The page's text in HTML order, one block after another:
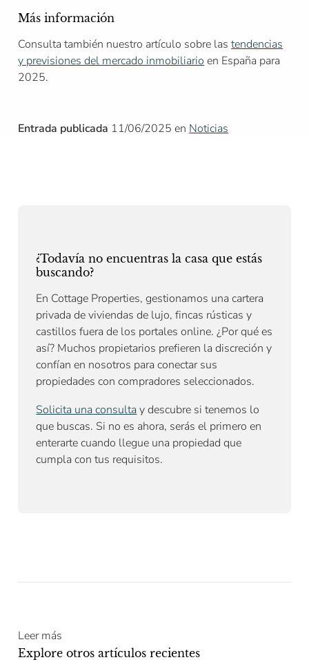
Más información
Consulta también nuestro artículo sobre lastendencias
y previsiones del mercado inmobiliarioen España para
2025.
Entrada publicada 11/06/2025 en Noticias
¿Todavía no encuentras la casa que estás
buscando?
En Cottage Properties, gestionamos una cartera
privada de viviendas de lujo, fincas rústicas y
castillos fuera de los portales online. ¿Por qué es
así? Muchos propietarios prefieren la discreción y
confían en nosotros para conectar sus
propiedades con compradores seleccionados.
Solicita una consulta y descubre si tenemos lo
que buscas. Si no es ahora, serás el primero en
enterarte cuando llegue una propiedad que
cumpla con tus requisitos.
Leer más
Explore otros artículos recientes